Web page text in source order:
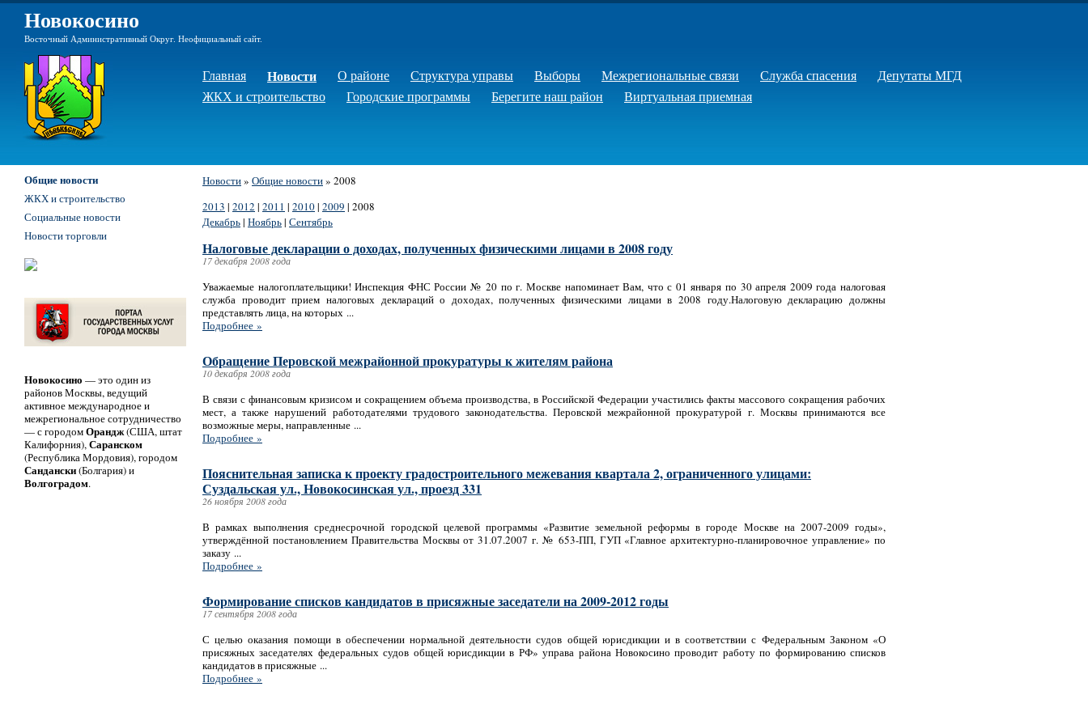
Новокосино
Восточный Административный Округ. Неофициальный сайт.
Главная Новости О районе Структура управы Выборы Межрегиональные связи Служба спасения
Депутаты МГД
ЖКХ и строительство
Городские программы Берегите наш район Виртуальная приемная
Новости» Общие новости» 2008
2013 | 2012 | 2011 | 2010| 2009 | 2008
Декабрь| Ноябрь| Сентябрь
Налоговые декларации о доходах, полученных физическими лицами в 2008 году
17 декабря 2008 года
Уважаемые налогоплательщики! Инспекция ФНС России № 20 по г. Москве напоминает Вам, что с 01 января по 30 апреля 2009 года налоговая
служба проводит прием налоговых деклараций о доходах, полученных физическими лицами в 2008 году.Налоговую декларацию должны
представлять лица, на которых ...
Подробнее »
Обращение Перовской межрайонной прокуратуры к жителям района
10 декабря 2008 года
В связи с финансовым кризисом и сокращением объема производства, в Российской Федерации участились факты массового сокращения рабочих
мест, а также нарушений работодателями трудового законодательства. Перовской межрайонной прокуратурой г. Москвы принимаются все
возможные меры, направленные ...
Подробнее »
Пояснительная записка к проекту градостроительного межевания квартала 2, ограниченного улицами:
Суздальская ул., Новокосинская ул., проезд 331
26 ноября 2008 года
В рамках выполнения среднесрочной городской целевой программы «Развитие земельной реформы в городе Москве на 2007-2009 годы»,
утверждённой постановлением Правительства Москвы от 31.07.2007 г. № 653-ПП, ГУП «Главное архитектурно-планировочное управление» по
заказу ...
Подробнее »
Формирование списков кандидатов в присяжные заседатели на 2009-2012 годы
17 сентября 2008 года
С целью оказания помощи в обеспечении нормальной деятельности судов общей юрисдикции и в соответствии с Федеральным Законом «О
присяжных заседателях федеральных судов общей юрисдикции в РФ» управа района Новокосино проводит работу по формированию списков
кандидатов в присяжные ...
Подробнее »
Общие новости
ЖКХ и строительство
Социальные новости
Новости торговли
Новокосино — это один из
районов Москвы, ведущий
активное международное и
межрегиональное сотрудничество
— с городомОрандж(США, штат
Калифорния),Саранском
(Республика Мордовия), городом
Сандански(Болгария) и
Волгоградом.